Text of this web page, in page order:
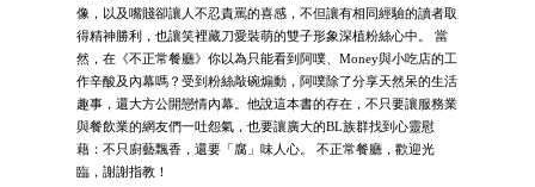
像，以及嘴賤卻讓人不忍責罵的喜感，不但讓有相同經驗的讀者取
得精神勝利，也讓笑裡藏刀愛裝萌的雙子形象深植粉絲心中。 當
然，在《不正常餐廳》你以為只能看到阿噗、Money與小吃店的工
作辛酸及內幕嗎？受到粉絲敲碗煽動，阿噗除了分享天然呆的生活
趣事，還大方公開戀情內幕。他說這本書的存在，不只要讓服務業
與餐飲業的網友們一吐怨氣，也要讓廣大的BL族群找到心靈慰
藉：不只廚藝飄香，還要「腐」味人心。 不正常餐廳，歡迎光
臨，謝謝指教！